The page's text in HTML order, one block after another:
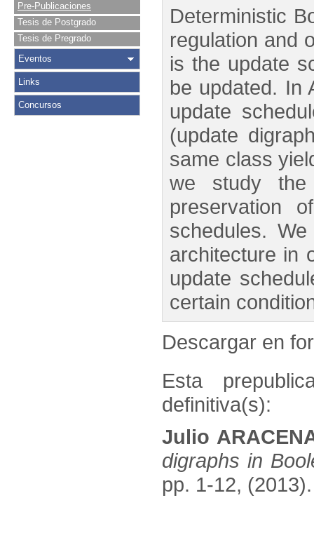
Pre-Publicaciones
Tesis de Postgrado
Tesis de Pregrado
Eventos
Links
Concursos
Deterministic
regulation and
is the update
be updated. In
update
(update
same class
we study the
preservation
schedules.
architecture in
update
certain
Descargar en
Esta
definitiva(s):
Julio
digraphs in
pp. 1-12, (2013).